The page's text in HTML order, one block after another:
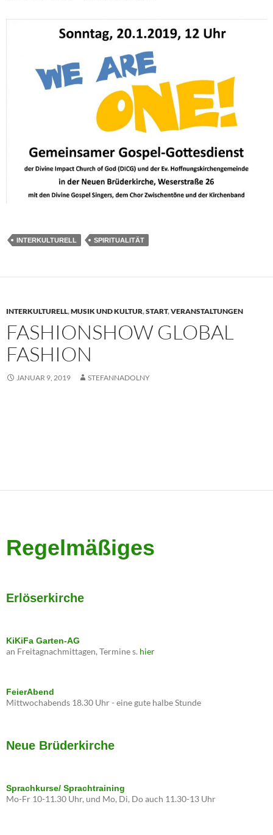
INTERKULTURELL SPIRITUALITÄT
INTERKULTURELL,MUSIK UND KULTUR,START,VERANSTALTUNGEN
FASHIONSHOW GLOBAL
FASHION
JANUAR 9, 2019 STEFANNADOLNY
Regelmäßiges
Erlöserkirche
KiKiFa Garten-AG
an Freitagnachmittagen, Termine s. hier
FeierAbend
Mittwochabends 18.30 Uhr - eine gute halbe Stunde
Neue Brüderkirche
Sprachkurse/ Sprachtraining
Mo-Fr 10-11.30 Uhr, und Mo, Di, Do auch 11.30-13 Uhr